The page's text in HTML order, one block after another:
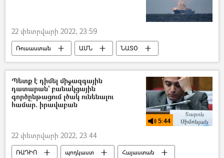
22 փետրվարի 2022, 23:59
Ռուսաստան ԱՄՆ
ՆԱՏՕ
Զորավարժություններ
հրթիռ
Պետք է դիմել միջազգային
դատարան` բանակցային
գործընթացում լծակ ունենալու
համար. իրավաբան
5:44
22 փետրվարի 2022, 23:44
ՌԱԴԻՈ պոդկաստ
Հայաստան